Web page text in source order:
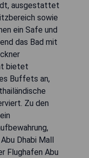
ausgestattet
sowie
ein Safe und
das Bad mit
bietet
Buffets an,
Zu den
Dhabi Mall
Flughafen Abu